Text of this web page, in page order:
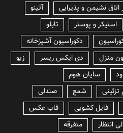
آتینو
استیکر و پوستر
تابلو
دکوراسیون آشپزخانه
منزل دی ایکس ریسر
زیو
سایان هوم
تزئینی شمع
صندلی
فایل کشویی
قاب عکس
انتظار
متفرقه